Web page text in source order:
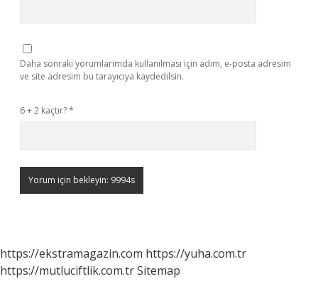
Daha sonraki yorumlarımda kullanılması için adım, e-posta adresim
ve site adresim bu tarayıcıya kaydedilsin.
6 + 2 kaçtır?*
https://ekstramagazin.com https://yuha.com.tr
https://mutluciftlik.com.trSitemap